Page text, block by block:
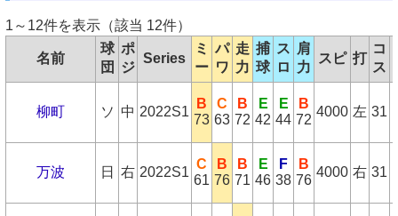
1～12件を表示（該当 12件）
名前
球
団
ポ
ジ
Series
ミ
ー
パ
ワ
走
力
捕
球
ス
ロ
肩
力
スピ 打
コ
ス
柳町 ソ 中 2022S1
B
73
C
63
B
72
E
42
E
44
B
72
4000 左 31
万波 日 右 2022S1
C
61
B
76
B
71
E
46
F
38
B
76
4000 右 31